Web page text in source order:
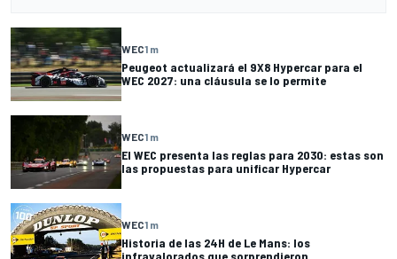
WEC1 m
Peugeot actualizará el 9X8 Hypercar para el
WEC 2027: una cláusula se lo permite
WEC1 m
El WEC presenta las reglas para 2030: estas son
las propuestas para unificar Hypercar
WEC1 m
Historia de las 24H de Le Mans: los
infravalorados que sorprendieron